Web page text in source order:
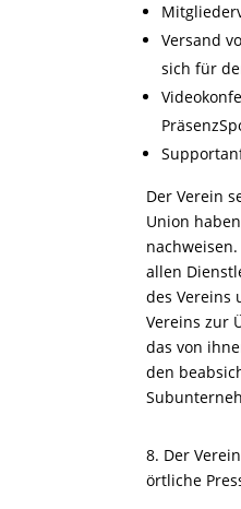
Versand
sich für
Der Verein
Union
allen
des Vereins
Vereins zur
das von
den
8. Der
örtliche